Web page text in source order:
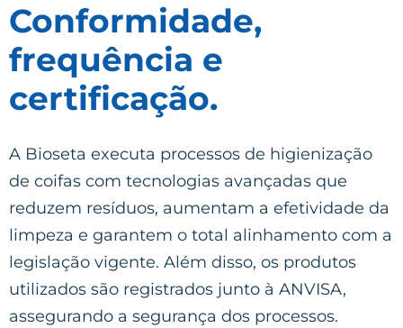
Conformidade,
frequência e
certificação.
A Bioseta executa processos de higienização
de coifas com tecnologias avançadas que
reduzem resíduos, aumentam a efetividade da
limpeza e garantem o total alinhamento com a
legislação vigente. Além disso, os produtos
utilizados são registrados junto à ANVISA,
assegurando a segurança dos processos.